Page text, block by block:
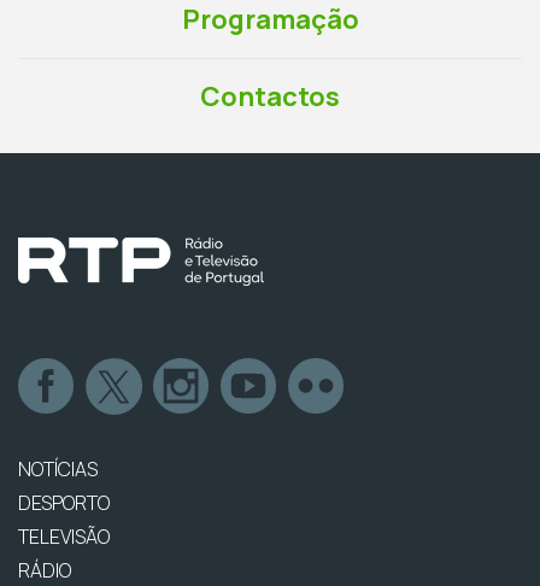
Programação
Contactos
NOTÍCIAS
DESPORTO
TELEVISÃO
RÁDIO